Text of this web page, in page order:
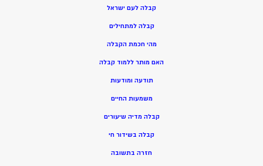
קבלה לעם ישראל
קבלה למתחילים
מהי חכמת הקבלה
האם מותר ללמוד קבלה
תודעה ומודעות
משמעות החיים
קבלה מדיה שיעורים
קבלה בשידור חי
חזרה בתשובה